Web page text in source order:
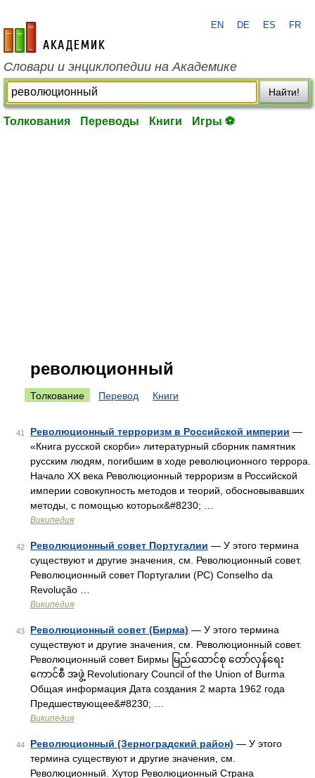
academic.ru
EN DE ES FR
Словари и энциклопедии на Академике
Найти!
Толкования Переводы Книги Игры ⚽
революционный
Толкование Перевод Книги
41 Революционный терроризм в Российской империи —
«Книга русской скорби» литературный сборник памятник
русским людям, погибшим в ходе революционного террора.
Начало XX века Революционный терроризм в Российской
империи совокупность методов и теорий, обосновывавших
методы, с помощью которых&#8230; …
Википедия
42 Революционный совет Португалии — У этого термина
существуют и другие значения, см. Революционный совет.
Революционный совет Португалии (РС) Conselho da
Revolução …
Википедия
43 Революционный совет (Бирма) — У этого термина
существуют и другие значения, см. Революционный совет.
Революционный совет Бирмы မြည်ထောင်စု တော်လှန်ရေး
ကောင်စီ အဖွဲ့ Revolutionary Council of the Union of Burma
Общая информация Дата создания 2 марта 1962 года
Предшествующее&#8230; …
Википедия
44 Революционный (Зерноградский район) — У этого
термина существуют и другие значения, см.
Революционный. Хутор Революционный Страна